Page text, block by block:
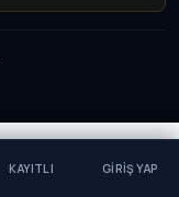
GIRIŞ YAP